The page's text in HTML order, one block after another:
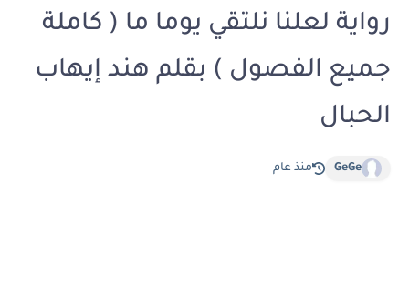
رواية لعلنا نلتقي يوما ما ( كاملة
جميع الفصول ) بقلم هند إيهاب
الحبال
GeGe منذ عام